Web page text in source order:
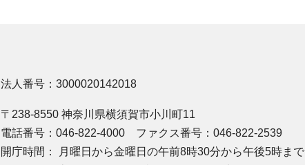
法人番号：3000020142018
〒238-8550 神奈川県横須賀市小川町11
電話番号：046-822-4000 ファクス番号：046-822-2539
開庁時間：
月曜日から金曜日の午前8時30分から午後5時まで